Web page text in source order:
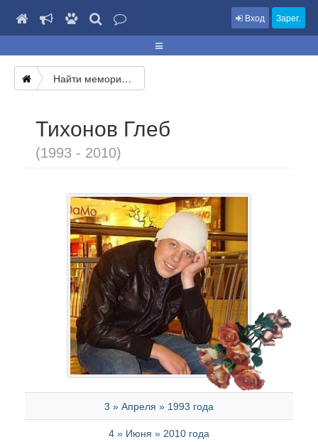
Вход Зарег.
Найти мемориал
Тихонов Глеб
(1993 - 2010)
3 » Апреля » 1993 года
4 » Июня » 2010 года